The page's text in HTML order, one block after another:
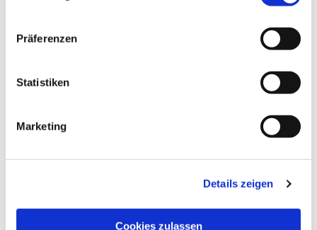
Präferenzen
Statistiken
Marketing
Details zeigen
Cookies zulassen